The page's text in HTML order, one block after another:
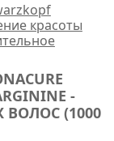
красоты
-
(1000